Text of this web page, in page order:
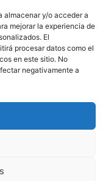
almacenar y/o acceder a
mejorar la experiencia de
El
procesar datos como el
en este sitio. No
negativamente a
de cookies
Ripoll